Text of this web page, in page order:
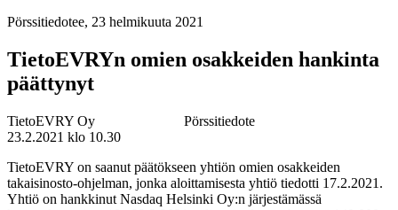
Pörssitiedotee, 23 helmikuuta 2021
TietoEVRYn omien osakkeiden hankinta
päättynyt
TietoEVRY Oy Pörssitiedote
23.2.2021 klo 10.30
TietoEVRY on saanut päätökseen yhtiön omien osakkeiden
takaisinosto-ohjelman, jonka aloittamisesta yhtiö tiedotti 17.2.2021.
Yhtiö on hankkinut Nasdaq Helsinki Oy:n järjestämässä